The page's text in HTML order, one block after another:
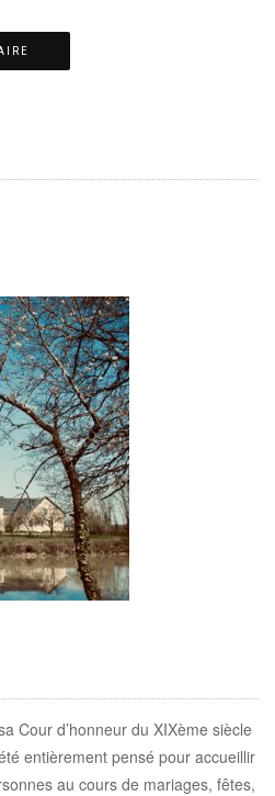
Cour d’honneur du XIXème siècle
entièrement pensé pour accueillir
au cours de mariages, fêtes,